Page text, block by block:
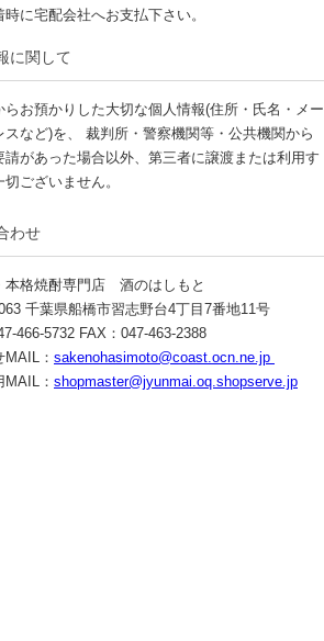
時に宅配会社へお支払下さい。
に関して
らお預かりした大切な個人情報(住所・氏名・メー
スなど)を、 裁判所・警察機関等・公共機関から
請があった場合以外、第三者に譲渡または利用す
ございません。
わせ
本格焼酎専門店 酒のはしもと
千葉県船橋市習志野台4丁目7番地11号
466-5732 FAX：047-463-2388
MAIL： sakenohasimoto@coast.ocn.ne.jp
： shopmaster@jyunmai.oq.shopserve.jp